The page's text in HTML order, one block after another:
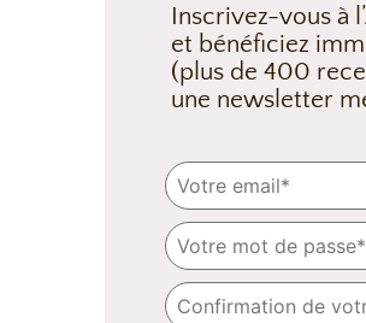
Inscrivez-vous à
et bénéficiez
(plus de 400
une newsletter